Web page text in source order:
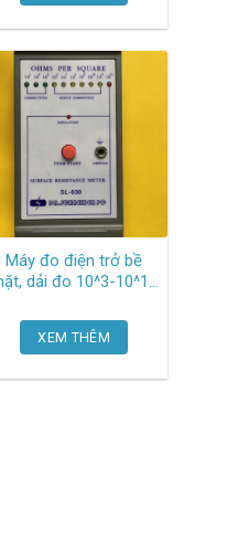
Máy đo điện trở bề
dải đo 10^3-10^12
XEM THÊM